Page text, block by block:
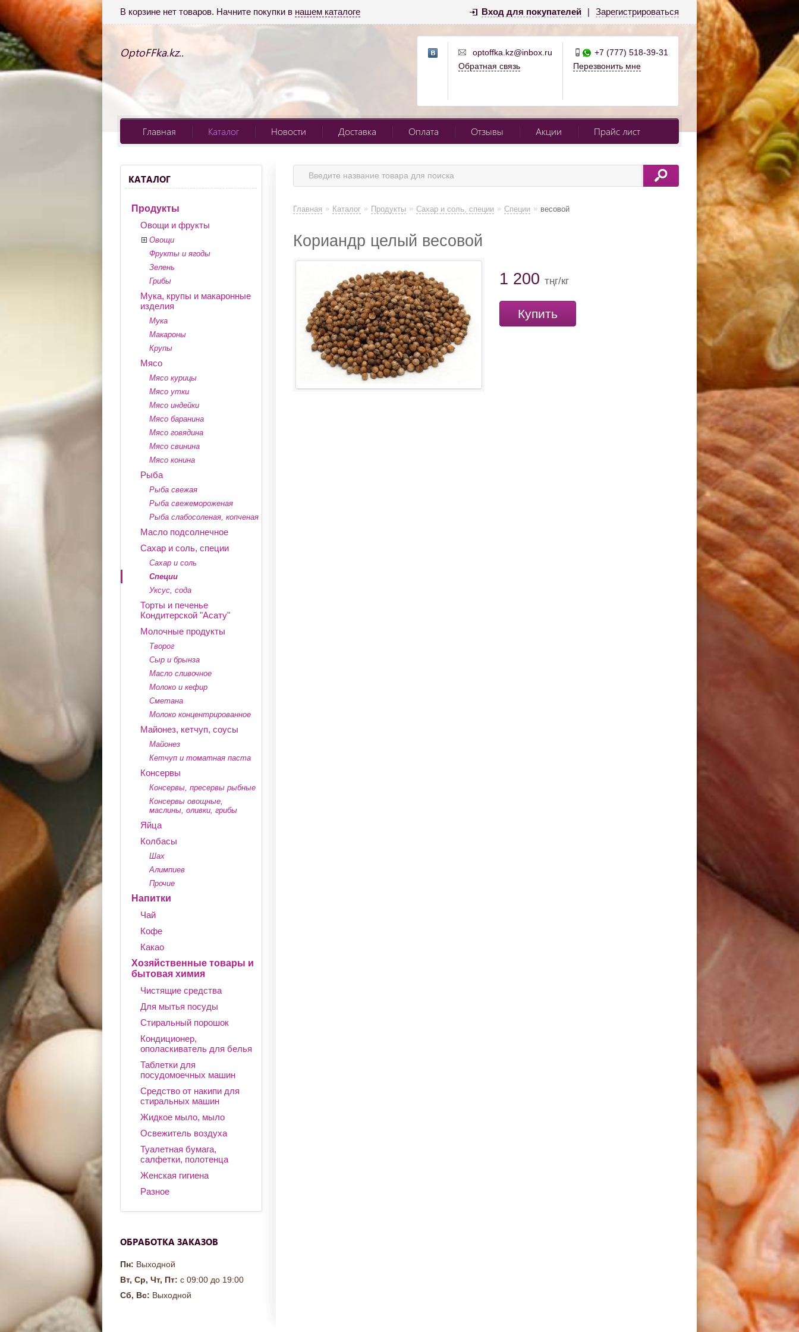
В корзине нет товаров. Начните покупки в нашем каталоге Вход для покупателей | Зарегистрироваться
OptoFFka.kz..
optoffka.kz@inbox.ru
Обратная связь
+7 (777) 518-39-31
Перезвонить мне
Главная Каталог Новости Доставка Оплата Отзывы Акции Прайс лист
КАТАЛОГ
Продукты
Овощи и фрукты
Овощи
Фрукты и ягоды
Зелень
Грибы
Мука, крупы и макаронные
изделия
Мука
Макароны
Крупы
Мясо
Мясо курицы
Мясо утки
Мясо индейки
Мясо баранина
Мясо говядина
Мясо свинина
Мясо конина
Рыба
Рыба свежая
Рыба свежемороженая
Рыба слабосоленая, копченая
Масло подсолнечное
Сахар и соль, специи
Сахар и соль
Специи
Уксус, сода
Торты и печенье
Кондитерской "Асату"
Молочные продукты
Творог
Сыр и брынза
Масло сливочное
Молоко и кефир
Сметана
Молоко концентрированное
Майонез, кетчуп, соусы
Майонез
Кетчуп и томатная паста
Консервы
Консервы, пресервы рыбные
Консервы овощные,
маслины, оливки, грибы
Яйца
Колбасы
Шах
Алимпиев
Прочие
Напитки
Чай
Кофе
Какао
Хозяйственные товары и
бытовая химия
Чистящие средства
Для мытья посуды
Стиральный порошок
Кондиционер,
ополаскиватель для белья
Таблетки для
посудомоечных машин
Средство от накипи для
стиральных машин
Жидкое мыло, мыло
Освежитель воздуха
Туалетная бумага,
салфетки, полотенца
Женская гигиена
Разное
ОБРАБОТКА ЗАКАЗОВ
Пн: Выходной
Вт, Ср, Чт, Пт: с 09:00 до 19:00
Сб, Вс: Выходной
Главная » Каталог » Продукты » Сахар и соль, специи » Специи » весовой
Кориандр целый весовой
1 200 тңг/кг
Купить